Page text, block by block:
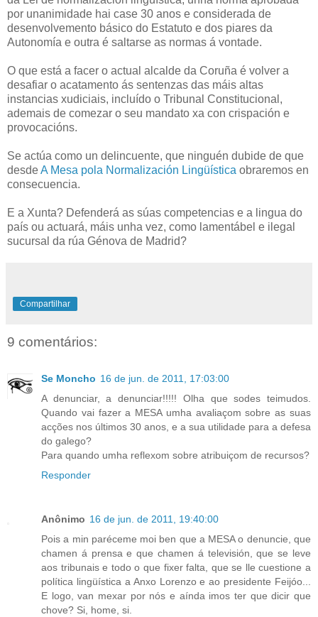
por unanimidade hai case 30 anos e considerada de
desenvolvemento básico do Estatuto e dos piares da
Autonomía e outra é saltarse as normas á vontade.
O que está a facer o actual alcalde da Coruña é volver a
desafiar o acatamento ás sentenzas das máis altas
instancias xudiciais, incluído o Tribunal Constitucional,
ademais de comezar o seu mandato xa con crispación e
provocacións.
Se actúa como un delincuente, que ninguén dubide de que
desdeA Mesa pola Normalización Lingüística obraremos en
consecuencia.
E a Xunta? Defenderá as súas competencias e a lingua do
país ou actuará, máis unha vez, como lamentábel e ilegal
sucursal da rúa Génova de Madrid?
Compartilhar
9 comentários:
Se Moncho 16 de jun. de 2011, 17:03:00
A denunciar, a denunciar!!!!! Olha que sodes teimudos.
Quando vai fazer a MESA umha avaliaçom sobre as suas
acções nos últimos 30 anos, e a sua utilidade para a defesa
do galego?
Para quando umha reflexom sobre atribuiçom de recursos?
Responder
Anônimo 16 de jun. de 2011, 19:40:00
Pois a min paréceme moi ben que a MESA o denuncie, que
chamen á prensa e que chamen á televisión, que se leve
aos tribunais e todo o que fixer falta, que se lle cuestione a
política lingüística a Anxo Lorenzo e ao presidente Feijóo...
E logo, van mexar por nós e aínda imos ter que dicir que
chove? Si, home, si.